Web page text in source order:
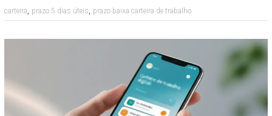
carteira, prazo 5 dias úteis, prazo baixa carteira de trabalho